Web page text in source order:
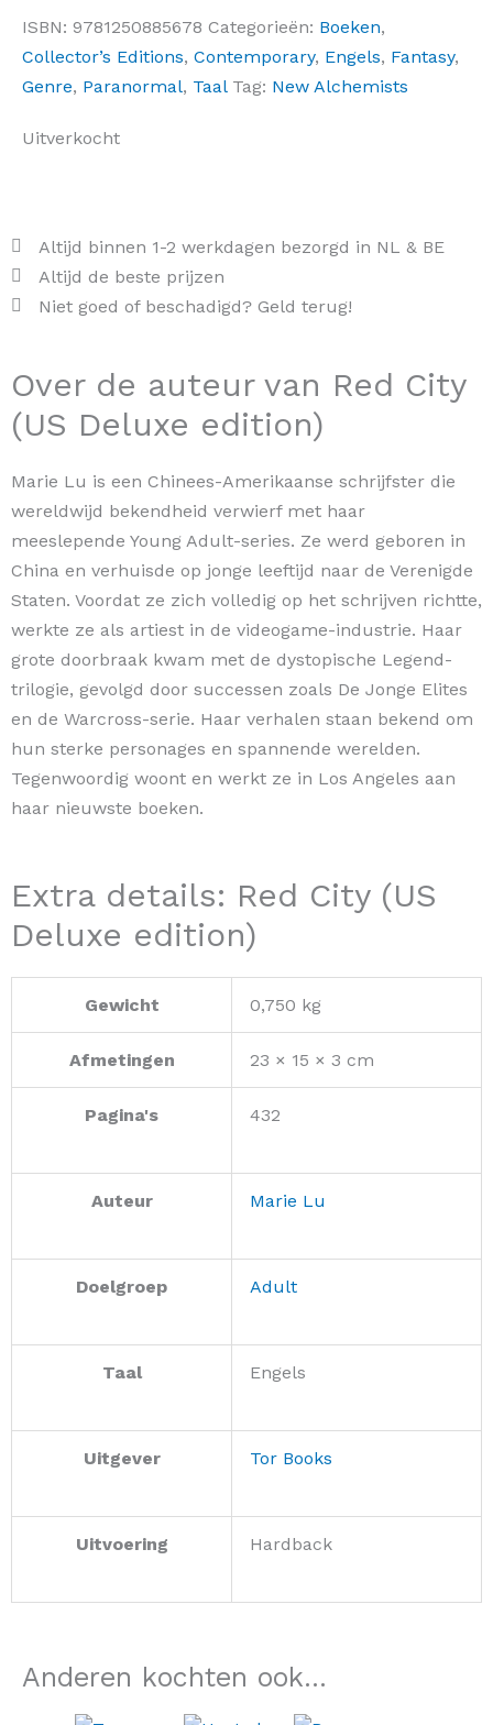
ISBN: 9781250885678 Categorieën: Boeken,
Collector’s Editions, Contemporary, Engels, Fantasy,
Genre, Paranormal, Taal Tag: New Alchemists
Uitverkocht
Altijd binnen 1-2 werkdagen bezorgd in NL & BE
Altijd de beste prijzen
Niet goed of beschadigd? Geld terug!
Over de auteur van Red City
(US Deluxe edition)
Marie Lu is een Chinees-Amerikaanse schrijfster die
wereldwijd bekendheid verwierf met haar
meeslepende Young Adult-series. Ze werd geboren in
China en verhuisde op jonge leeftijd naar de Verenigde
Staten. Voordat ze zich volledig op het schrijven richtte,
werkte ze als artiest in de videogame-industrie. Haar
grote doorbraak kwam met de dystopische Legend-
trilogie, gevolgd door successen zoals De Jonge Elites
en de Warcross-serie. Haar verhalen staan bekend om
hun sterke personages en spannende werelden.
Tegenwoordig woont en werkt ze in Los Angeles aan
haar nieuwste boeken.
Extra details: Red City (US
Deluxe edition)
Gewicht 0,750 kg
Afmetingen 23 × 15 × 3 cm
Pagina's 432
Auteur Marie Lu
Doelgroep Adult
Taal Engels
Uitgever Tor Books
Uitvoering Hardback
Anderen kochten ook...